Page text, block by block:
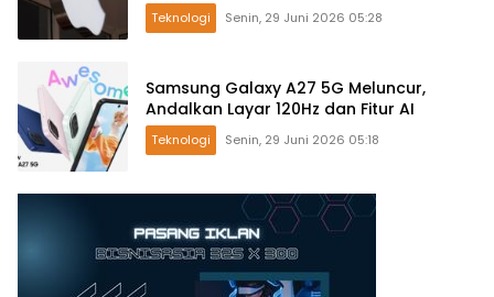
Teknologi Senin, 29 Juni 2026 05:28
Samsung Galaxy A27 5G Meluncur,
Andalkan Layar 120Hz dan Fitur AI
Teknologi Senin, 29 Juni 2026 05:18